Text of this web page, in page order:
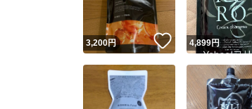
3,200円 いいね！
4,899円